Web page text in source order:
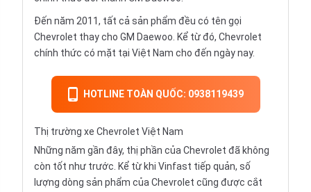
Đến năm 2011, tất cả sản phẩm đều có tên gọi
Chevrolet thay cho GM Daewoo. Kể từ đó, Chevrolet
chính thức có mặt tại Việt Nam cho đến ngày nay.
HOTLINE TOÀN QUỐC: 0938119439
Thị trường xe Chevrolet Việt Nam
Những năm gần đây, thị phần của Chevrolet đã không
còn tốt như trước. Kể từ khi Vinfast tiếp quản, số
lượng dòng sản phẩm của Chevrolet cũng được cắt